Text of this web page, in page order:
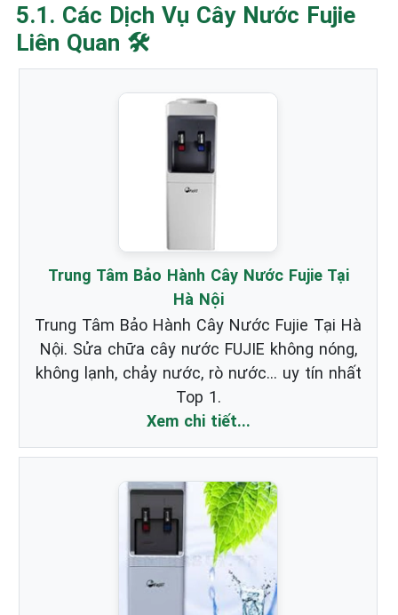
5.1. Các Dịch Vụ Cây Nước Fujie
Liên Quan 🛠️
Trung Tâm Bảo Hành Cây Nước Fujie Tại
Hà Nội
Trung Tâm Bảo Hành Cây Nước Fujie Tại Hà
Nội. Sửa chữa cây nước FUJIE không nóng,
không lạnh, chảy nước, rò nước... uy tín nhất
Top 1.
Xem chi tiết...